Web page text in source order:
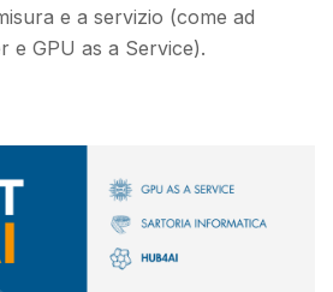
e a servizio (come ad
e GPU as a Service).